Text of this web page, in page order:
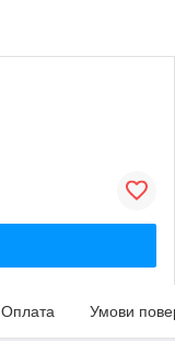
Оплата Умови